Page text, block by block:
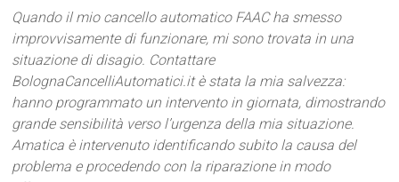
Quando il mio cancello automatico FAAC ha smesso
improvvisamente di funzionare, mi sono trovata in una
situazione di disagio. Contattare
BolognaCancelliAutomatici.it è stata la mia salvezza:
hanno programmato un intervento in giornata, dimostrando
grande sensibilità verso l’urgenza della mia situazione.
Amatica è intervenuto identificando subito la causa del
problema e procedendo con la riparazione in modo